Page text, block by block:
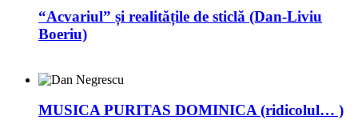
“Acvariul” și realitățile de sticlă (Dan-Liviu
Boeriu)
MUSICA PURITAS DOMINICA (ridicolul… )